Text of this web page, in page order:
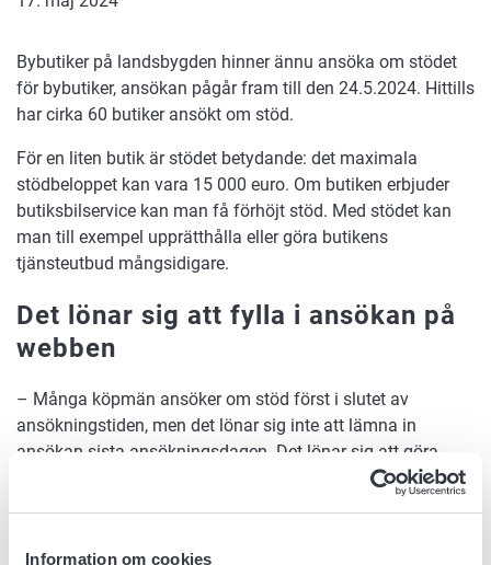
Information om cookies
Bybutiker på landsbygden hinner ännu ansöka om stödet
för bybutiker, ansökan pågår fram till den 24.5.2024. Hittills
har cirka 60 butiker ansökt om stöd.
För en liten butik är stödet betydande: det maximala
stödbeloppet kan vara 15 000 euro. Om butiken erbjuder
butiksbilservice kan man få förhöjt stöd. Med stödet kan
man till exempel upprätthålla eller göra butikens
tjänsteutbud mångsidigare.
Det lönar sig att fylla i ansökan på
webben
– Många köpmän ansöker om stöd först i slutet av
ansökningstiden, men det lönar sig inte att lämna in
ansökan sista ansökningsdagen. Det lönar sig att göra
ansökan i e-tjänsten Hyrrä, där det går enkelt och snabbt